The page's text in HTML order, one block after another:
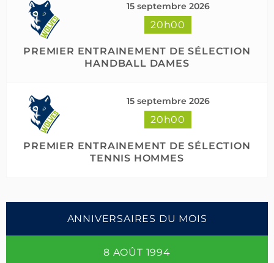
15 septembre 2026
20h00
PREMIER ENTRAINEMENT DE SÉLECTION
HANDBALL DAMES
15 septembre 2026
20h00
PREMIER ENTRAINEMENT DE SÉLECTION
TENNIS HOMMES
ANNIVERSAIRES DU MOIS
8 AOÛT 1994